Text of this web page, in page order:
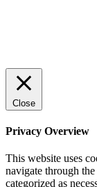
Close
Privacy Overview
This website uses
navigate through
categorized as